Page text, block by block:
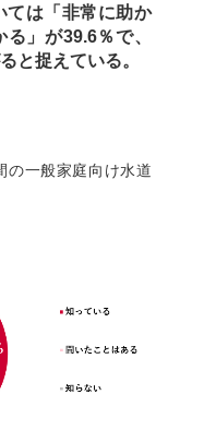
ては「非常に助か
」が39.6％で、
と捉えている。
一般家庭向け水道